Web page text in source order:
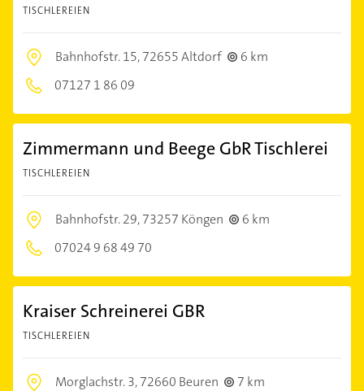
TISCHLEREIEN
Bahnhofstr. 15,72655 Altdorf
6 km
07127 1 86 09
Zimmermann und Beege GbR Tischlerei
TISCHLEREIEN
Bahnhofstr. 29,73257 Köngen
6 km
07024 9 68 49 70
Kraiser Schreinerei GBR
TISCHLEREIEN
Morglachstr. 3,72660 Beuren
7 km